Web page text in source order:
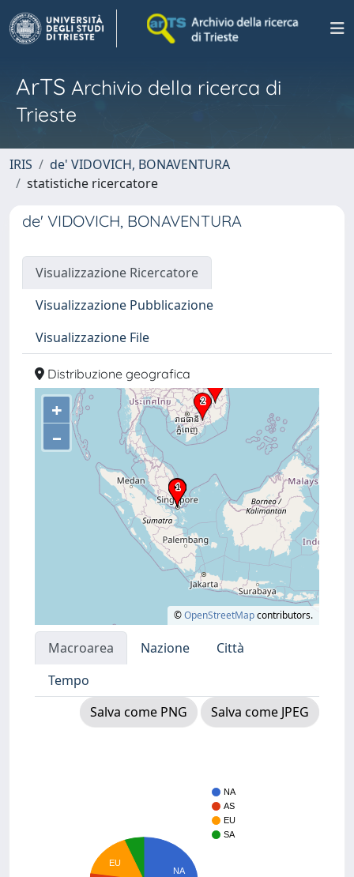
ArTS Archivio della ricerca di
Trieste
IRIS
de' VIDOVICH, BONAVENTURA
statistiche ricercatore
de' VIDOVICH, BONAVENTURA
Visualizzazione Ricercatore
Visualizzazione Pubblicazione
Visualizzazione File
Distribuzione geografica
+
–
©OpenStreetMapcontributors.
Macroarea Nazione
Città
Tempo
Salva come PNG
Salva come JPEG
NA
AS
EU
SA
NA
EU